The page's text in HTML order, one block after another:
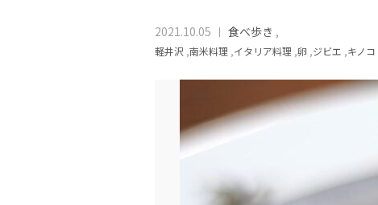
2021.10.05 食べ歩き ,
軽井沢 ,南米料理 ,イタリア料理 ,卵 ,ジビエ ,キノコ